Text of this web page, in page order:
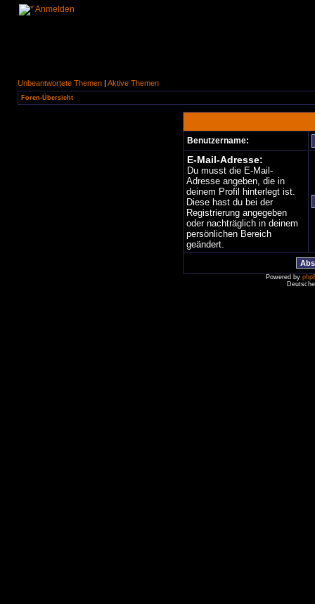
Anmelden
Unbeantwortete Themen | Aktive Themen
Foren-Übersicht
Benutzername:
E-Mail-Adresse:
Du musst die E-Mail-
Adresse angeben, die in
deinem Profil hinterlegt ist.
Diese hast du bei der
Registrierung angegeben
oder nachträglich in deinem
persönlichen Bereich
geändert.
Powered by